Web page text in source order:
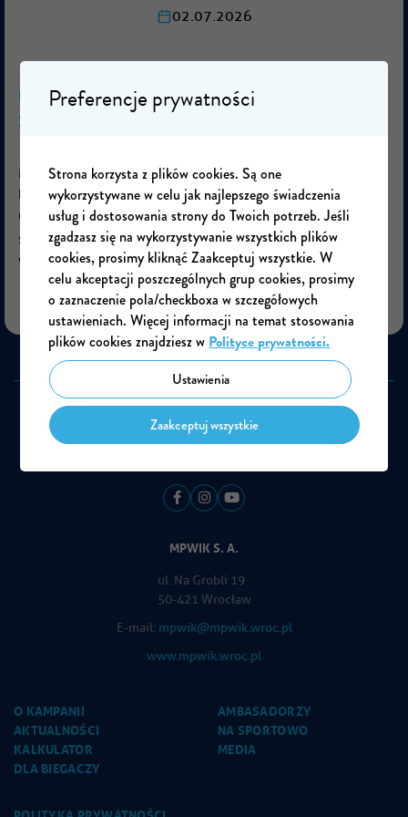
02.07.2026
Odpowiedź: zdrowsza jest woda
zimna
MPWiK dostarcza tylko wodę zimną. Najlepsza dla
ludzkiego organizmu jest woda nieprzegotowana.
Gotowanie wody z kranu zmniejsza ilość cennych
składników mineralnych dla człowieka, jak: magnez,
wapń czy sód.
MPWIK S. A.
ul. Na Grobli 19
50-421 Wrocław
E-mail: mpwik@mpwik.wroc.pl
www.mpwik.wroc.pl
O KAMPANII
AKTUALNOŚCI
KALKULATOR
DLA BIEGACZY
AMBASADORZY
NA SPORTOWO
MEDIA
Preferencje prywatności
Strona korzysta z plików cookies. Są one
wykorzystywane w celu jak najlepszego świadczenia
usług i dostosowania strony do Twoich potrzeb. Jeśli
zgadzasz się na wykorzystywanie wszystkich plików
cookies, prosimy kliknąć Zaakceptuj wszystkie. W
celu akceptacji poszczególnych grup cookies, prosimy
o zaznaczenie pola/checkboxa w szczegółowych
ustawieniach. Więcej informacji na temat stosowania
plików cookies znajdziesz wPolityce prywatności.
Ustawienia
Zaakceptuj wszystkie